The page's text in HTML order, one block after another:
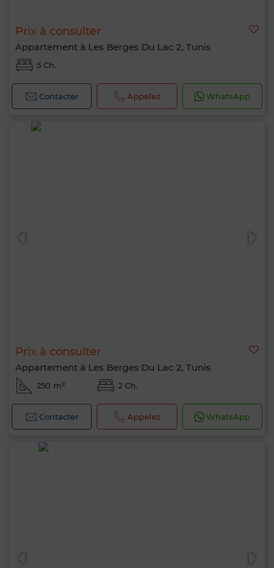
Prix à consulter
Appartement à Les Berges Du Lac 2, Tunis
5 Ch.
Contacter Appelez WhatsApp
Prix à consulter
Appartement à Les Berges Du Lac 2, Tunis
250 m² 2 Ch.
Contacter Appelez WhatsApp